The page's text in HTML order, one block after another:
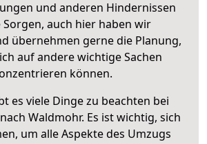
und anderen Hindernissen
Sorgen, auch hier haben wir
übernehmen gerne die Planung,
auf andere wichtige Sachen
können.
es viele Dinge zu beachten bei
Waldmohr. Es ist wichtig, sich
um alle Aspekte des Umzugs